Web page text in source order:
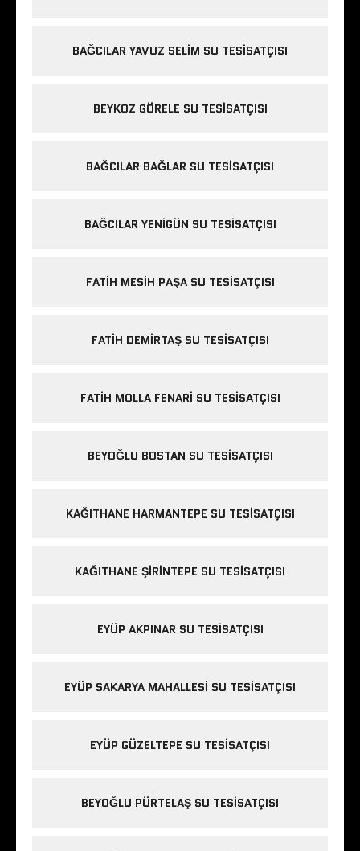
BAĞCILAR YAVUZ SELIM SU TESISATÇISI
BEYKOZ GÖRELE SU TESISATÇISI
BAĞCILAR BAĞLAR SU TESISATÇISI
BAĞCILAR YENIGÜN SU TESISATÇISI
FATIH MESIH PAŞA SU TESISATÇISI
FATIH DEMIRTAŞ SU TESISATÇISI
FATIH MOLLA FENARI SU TESISATÇISI
BEYOĞLU BOSTAN SU TESISATÇISI
KAĞITHANE HARMANTEPE SU TESISATÇISI
KAĞITHANE ŞIRINTEPE SU TESISATÇISI
EYÜP AKPINAR SU TESISATÇISI
EYÜP SAKARYA MAHALLESI SU TESISATÇISI
EYÜP GÜZELTEPE SU TESISATÇISI
BEYOĞLU PÜRTELAŞ SU TESISATÇISI